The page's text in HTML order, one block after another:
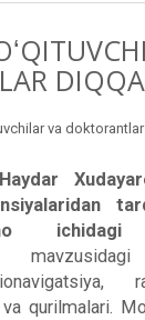
va
ichidagi
qurilmalari.